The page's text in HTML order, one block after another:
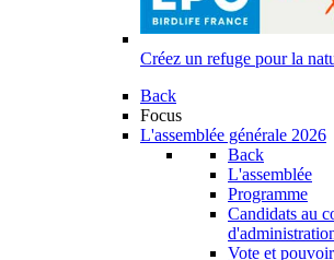
Créez un refuge pour la
Back
Focus
L'assemblée générale 2026
Back
L'assemblée
Programme
Candidats au
Vote et pouvoir